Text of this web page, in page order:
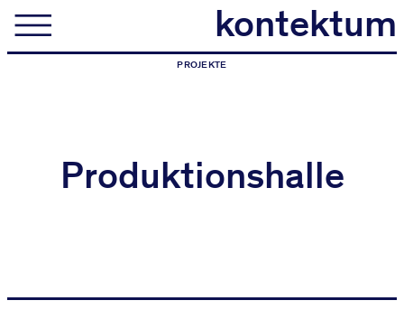
architektur
kontektum
PROJEKTE
Produktionshalle